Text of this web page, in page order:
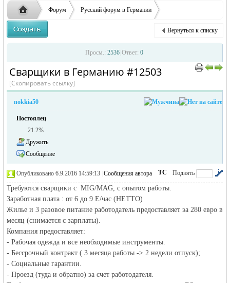
ответственности за содержание размещенных
объявлений
жизнь и
объявления в
Форум Русский форум в Германии
Объявления в Германии Предлагаю работу в Германии Вернуться к списку
Просм.: 2536 Ответ: 0
Сварщики в Германию #12503
[Скопировать ссылку]
nokkia50
Постоялец
21.2%
Дружить
Сообщение
Поднять
ТС
Опубликовано 6.9.2016 14:59:13 Сообщения автора
Требуются сварщики с MIG/MAG, с опытом работы.
Заработная плата : от 6 до 9 Е/час (НЕТТО)
Жилье и 3 разовое питание работодатель предоставляет за 280 евро в
месяц (снимается с зарплаты).
Компания предоставляет:
- Рабочая одежда и все необходимые инструменты.
- Бессрочный контракт ( 3 месяца работы -> 2 недели отпуск);
- Социальные гарантии.
- Проезд (туда и обратно) за счет работодателя.